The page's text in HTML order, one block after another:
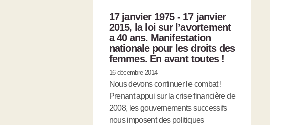
17 janvier 1975 - 17 janvier
2015, la loi sur l’avortement
a 40 ans. Manifestation
nationale pour les droits des
femmes. En avant toutes !
16 décembre 2014
Nous devons continuer le combat !
Prenant appui sur la crise financière de
2008, les gouvernements successifs
nous imposent des politiques